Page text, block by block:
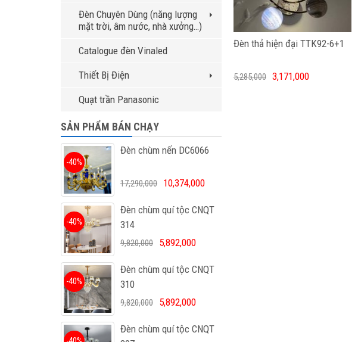
Đèn thả hiện đại TTK92-6+1
5,285,000 3,171,000
Đèn Chuyên Dùng (năng lượng
mặt trời, âm nước, nhà xưởng…)
Catalogue đèn Vinaled
Thiết Bị Điện
Quạt trần Panasonic
SẢN PHẨM BÁN CHẠY
Đèn chùm nến DC6066
-40%
17,290,000 10,374,000
Đèn chùm quí tộc CNQT
314
-40%
9,820,000 5,892,000
Đèn chùm quí tộc CNQT
310
-40%
9,820,000 5,892,000
Đèn chùm quí tộc CNQT